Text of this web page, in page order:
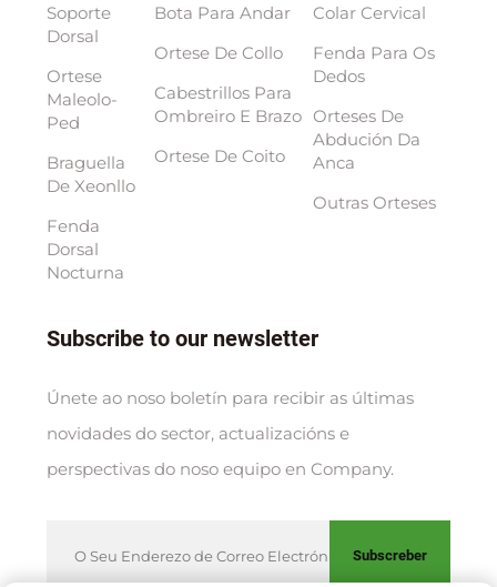
Soporte
Dorsal
Ortese
Maleolo-
Ped
Braguella
De Xeonllo
Fenda
Dorsal
Nocturna
Bota Para Andar
Ortese De Collo
Cabestrillos Para
Ombreiro E Brazo
Ortese De Coito
Colar Cervical
Fenda Para Os
Dedos
Orteses De
Abdución Da
Anca
Outras Orteses
Subscribe to our newsletter
Únete ao noso boletín para recibir as últimas
novidades do sector, actualizacións e
perspectivas do noso equipo en Company.
Subscreber